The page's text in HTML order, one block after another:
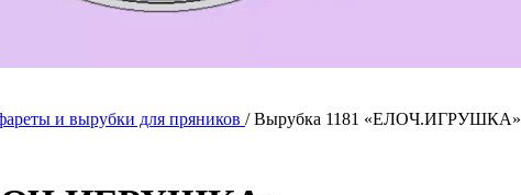
и вырубки для пряников / Вырубка 1181 «ЕЛОЧ.ИГРУШКА»